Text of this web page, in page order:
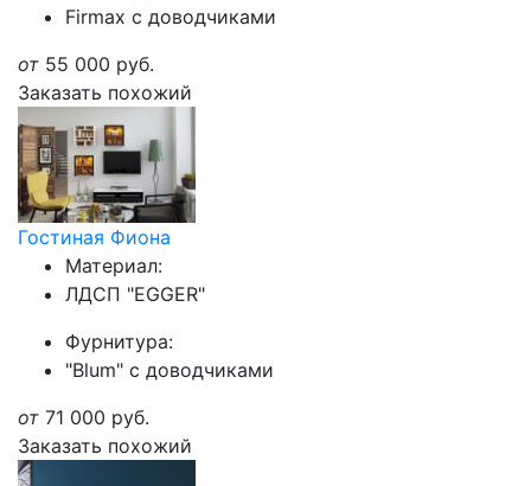
Firmax с доводчиками
от 55 000 руб.
Заказать похожий
Гостиная Фиона
Материал:
ЛДСП "EGGER"
Фурнитура:
"Blum" с доводчиками
от 71 000 руб.
Заказать похожий